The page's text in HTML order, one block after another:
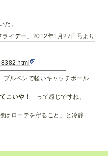
た。
ライデー 」2012年1月27日号より
ルペンで軽いキャッチボール
こいや！
って感じですね。
はローテを守ること」と冷静